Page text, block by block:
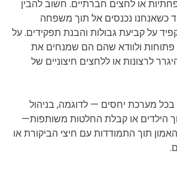
או לחצים חברתיים. חשוב להבין
כשאנחנו נכנסים אל תוך משפחה
על קביעת גבולות והבנת תפקידים. על
פתוחות ולוודא שהם הם שמנחים את
לרצונות או ללחצים חיצוניים של
בכל מערכת יחסים — לדוגמה, בניהול
הילדים או קבלת החלטות משותפות—
תוך התמודדות עם חיצי הביקורת או